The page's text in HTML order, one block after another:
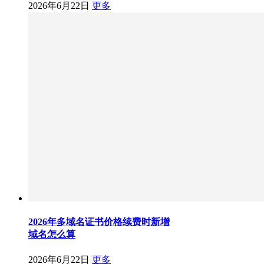
2026年6月22日 更多
2026年多域名证书价格续费时新增
域名怎么算
2026年6月22日 更多